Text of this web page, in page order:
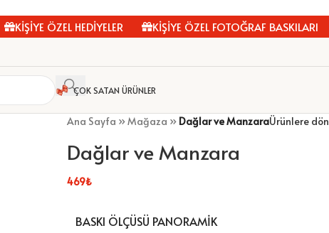
KİŞİYE ÖZEL HEDİYELER KİŞİYE ÖZEL FOTOĞRAF BASKILARI
ÇOK SATAN ÜRÜNLER
Ana Sayfa »Mağaza » Dağlar ve ManzaraÜrünlere dön
Dağlar ve Manzara
469₺
BASKI ÖLÇÜSÜ PANORAMIK